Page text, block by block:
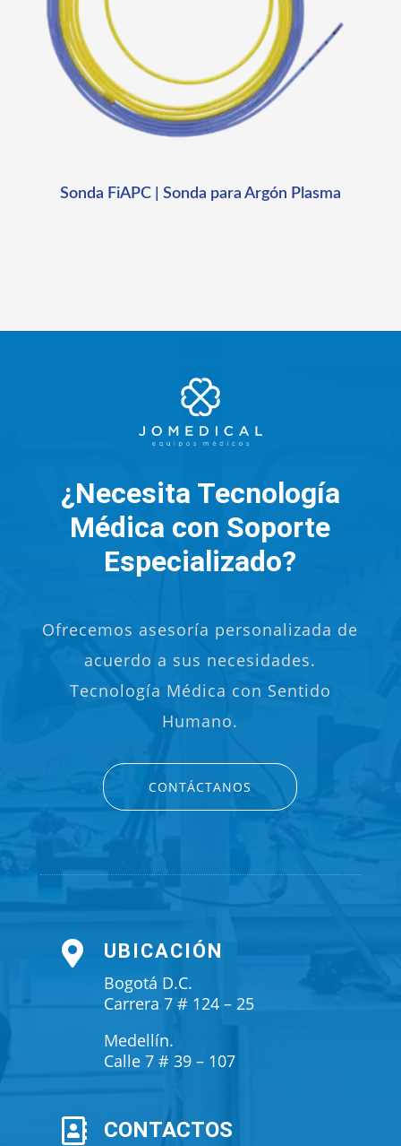
Sonda FiAPC | Sonda para Argón Plasma
¿Necesita Tecnología
Médica con Soporte
Especializado?
Ofrecemos asesoría personalizada de
acuerdo a sus necesidades.
Tecnología Médica con Sentido
Humano.
CONTÁCTANOS
 UBICACIÓN
Bogotá D.C.
Carrera 7 # 124 – 25
Medellín.
Calle 7 # 39 – 107
 CONTACTOS